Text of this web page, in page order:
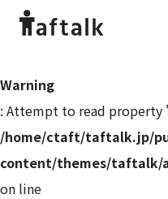
Warning
: Attempt to read
/home/ctaft/taftalk.jp/
content/themes/taftalk/
on line